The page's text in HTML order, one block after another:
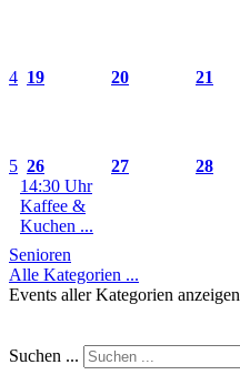
4 19 20 21
5 26
14:30 Uhr
Kaffee &
Kuchen ...
27 28
Senioren
Alle Kategorien ...
Events aller Kategorien anzeigen
Suchen ...